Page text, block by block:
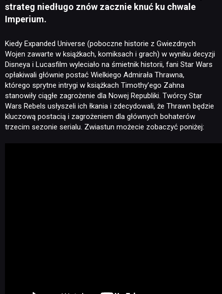
strateg niedługo znów zacznie knuć ku chwale
Imperium.
Kiedy Expanded Universe (poboczne historie z Gwiezdnych
Wojen zawarte w książkach, komiksach i grach) w wyniku decyzji
Disneya i Lucasfilm wyleciało na śmietnik historii, fani Star Wars
opłakiwali głównie postać Wielkiego Admirała Thrawna,
którego sprytne intrygi w książkach Timothy’ego Zahna
stanowiły ciągłe zagrożenie dla Nowej Republiki. Twórcy Star
Wars Rebels usłyszeli ich łkania i zdecydowali, że Thrawn będzie
kluczową postacią i zagrożeniem dla głównych bohaterów
trzecim sezonie serialu. Zwiastun możecie zobaczyć poniżej: